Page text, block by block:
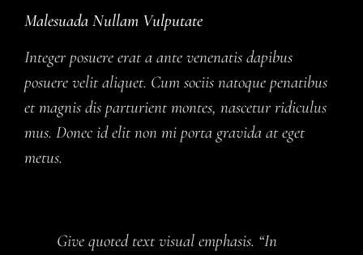
Malesuada Nullam Vulputate
Integer posuere erat a ante venenatis dapibus
posuere velit aliquet. Cum sociis natoque penatibus
et magnis dis parturient montes, nascetur ridiculus
mus. Donec id elit non mi porta gravida at eget
metus.
Give quoted text visual emphasis. “In